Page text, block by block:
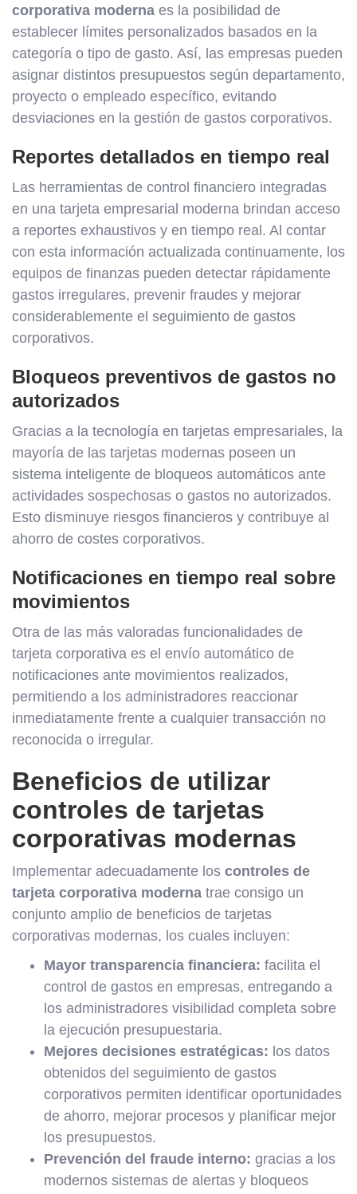
corporativa moderna es la posibilidad de
establecer límites personalizados basados en la
categoría o tipo de gasto. Así, las empresas pueden
asignar distintos presupuestos según departamento,
proyecto o empleado específico, evitando
desviaciones en la gestión de gastos corporativos.
Reportes detallados en tiempo real
Las herramientas de control financiero integradas
en una tarjeta empresarial moderna brindan acceso
a reportes exhaustivos y en tiempo real. Al contar
con esta información actualizada continuamente, los
equipos de finanzas pueden detectar rápidamente
gastos irregulares, prevenir fraudes y mejorar
considerablemente el seguimiento de gastos
corporativos.
Bloqueos preventivos de gastos no
autorizados
Gracias a la tecnología en tarjetas empresariales, la
mayoría de las tarjetas modernas poseen un
sistema inteligente de bloqueos automáticos ante
actividades sospechosas o gastos no autorizados.
Esto disminuye riesgos financieros y contribuye al
ahorro de costes corporativos.
Notificaciones en tiempo real sobre
movimientos
Otra de las más valoradas funcionalidades de
tarjeta corporativa es el envío automático de
notificaciones ante movimientos realizados,
permitiendo a los administradores reaccionar
inmediatamente frente a cualquier transacción no
reconocida o irregular.
Beneficios de utilizar
controles de tarjetas
corporativas modernas
Implementar adecuadamente los controles de
tarjeta corporativa moderna trae consigo un
conjunto amplio de beneficios de tarjetas
corporativas modernas, los cuales incluyen:
Mayor transparencia financiera: facilita el
control de gastos en empresas, entregando a
los administradores visibilidad completa sobre
la ejecución presupuestaria.
Mejores decisiones estratégicas: los datos
obtenidos del seguimiento de gastos
corporativos permiten identificar oportunidades
de ahorro, mejorar procesos y planificar mejor
los presupuestos.
Prevención del fraude interno: gracias a los
modernos sistemas de alertas y bloqueos